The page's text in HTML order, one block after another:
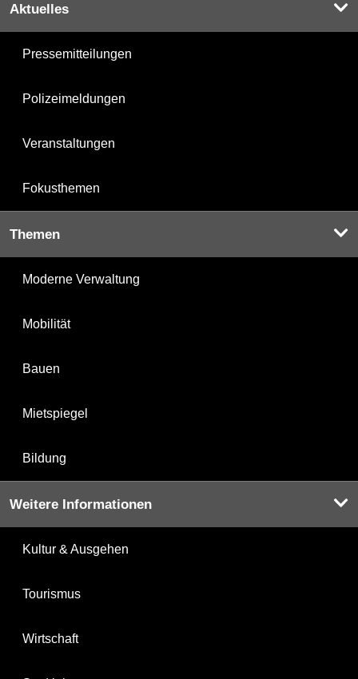
Aktuelles
Pressemitteilungen
Polizeimeldungen
Veranstaltungen
Fokusthemen
Themen
Moderne Verwaltung
Mobilität
Bauen
Mietspiegel
Bildung
Weitere Informationen
Kultur & Ausgehen
Tourismus
Wirtschaft